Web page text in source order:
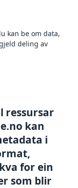
kan be om data,
deling av
ressursar
kan
i
for ein
som blir